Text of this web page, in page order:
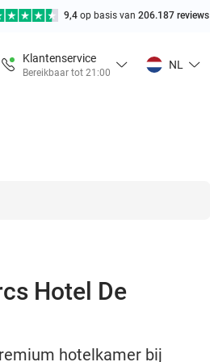
9,4 op basis van 206.187 reviews
Klantenservice
Bereikbaar tot 21:00
NL
Hotel De
hotelkamer bij